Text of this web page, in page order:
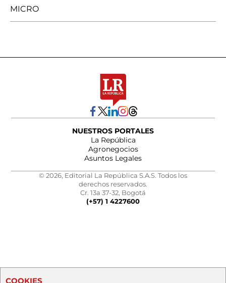
MICRO
NUESTROS PORTALES
La República
Agronegocios
Asuntos Legales
© 2026, Editorial La República S.A.S. Todos los
derechos reservados.
Cr. 13a 37-32, Bogotá
(+57) 1 4227600
COOKIES